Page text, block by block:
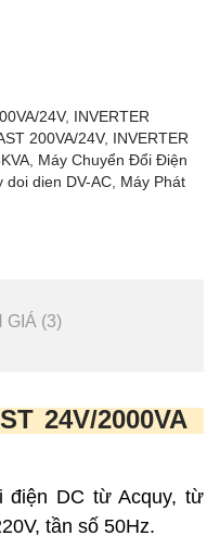
24V, INVERTER
200VA/24V, INVERTER
Máy Chuyển Đổi Điện
doi dien DV-AC Máy Phát
GIÁ (3)
24V/2000VA
điện DC từ Acquy, từ
tần số 50Hz.